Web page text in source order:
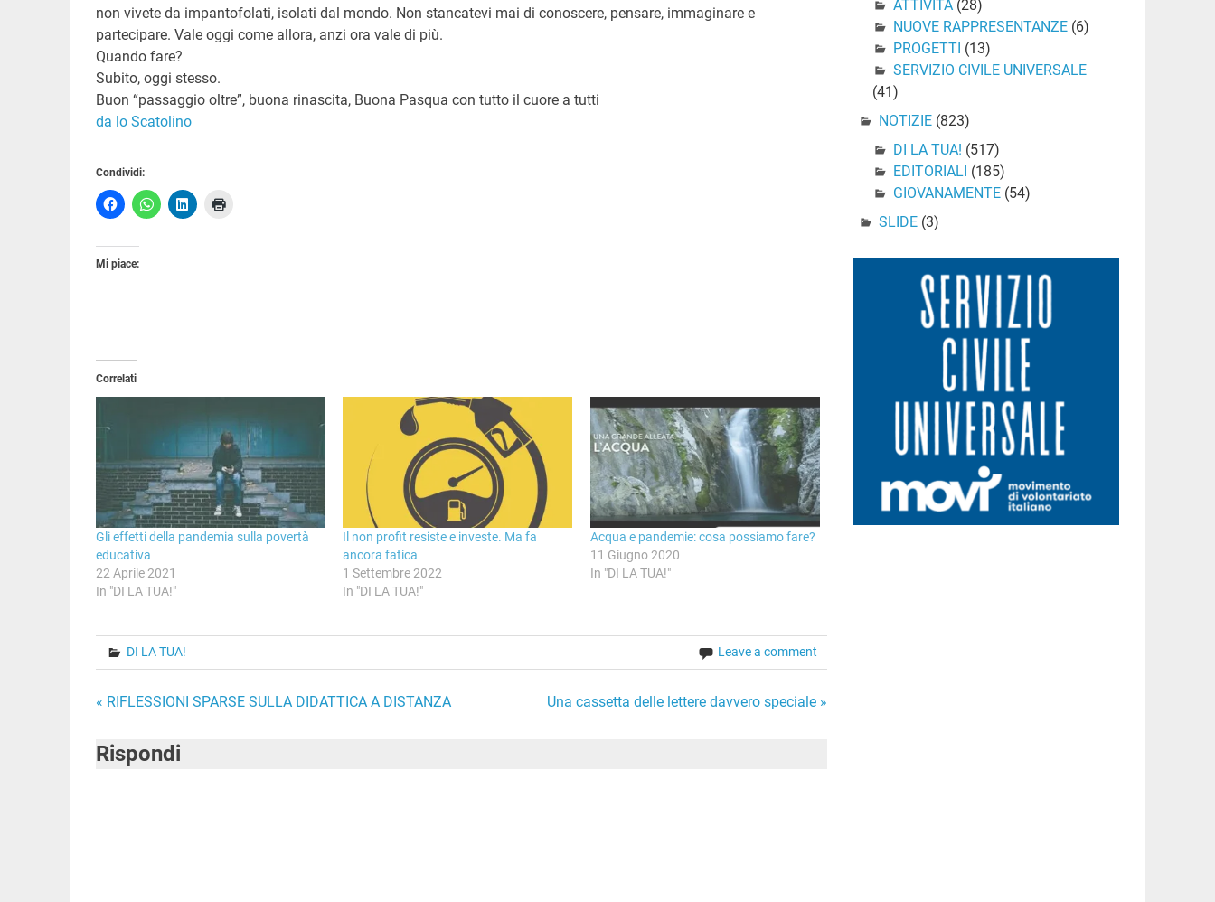
non vivete da impantofolati, isolati dal mondo. Non stancatevi mai di conoscere, pensare, immaginare e
partecipare. Vale oggi come allora, anzi ora vale di più.
Quando fare?
Subito, oggi stesso.
Buon “passaggio oltre”, buona rinascita, Buona Pasqua con tutto il cuore a tutti
da lo Scatolino
Condividi:
Mi piace:
Correlati
Gli effetti della pandemia sulla povertà
educativa
22 Aprile 2021
In "DI LA TUA!"
Il non profit resiste e investe. Ma fa
ancora fatica
1 Settembre 2022
In "DI LA TUA!"
Acqua e pandemie: cosa possiamo fare?
11 Giugno 2020
In "DI LA TUA!"
DI LA TUA! Leave a comment
Navigazione
articoli
« RIFLESSIONI SPARSE SULLA DIDATTICA A DISTANZA Una cassetta delle lettere davvero speciale »
Rispondi
ATTIVITÀ(28)
NUOVE RAPPRESENTANZE(6)
PROGETTI (13)
SERVIZIO CIVILE UNIVERSALE
(41)
NOTIZIE(823)
DI LA TUA! (517)
EDITORIALI (185)
GIOVANAMENTE(54)
SLIDE(3)